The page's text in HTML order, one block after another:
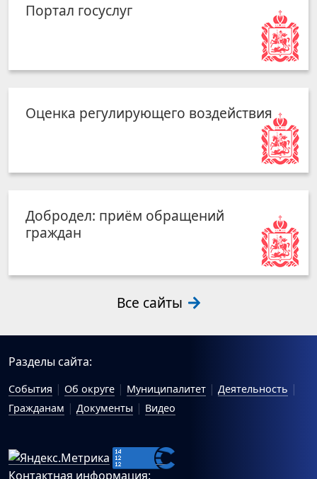
Портал госуслуг
Оценка регулирующего воздействия
Добродел: приём обращений
граждан
Все сайты
Разделы сайта:
События Об округе Муниципалитет
Деятельность
Гражданам
Документы Видео
Контактная информация: